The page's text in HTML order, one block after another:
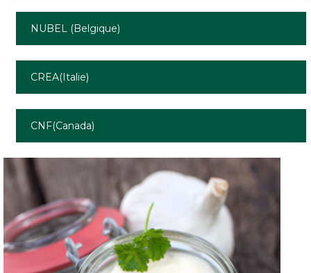
NUBEL (Belgique)
CREA(Italie)
CNF(Canada)